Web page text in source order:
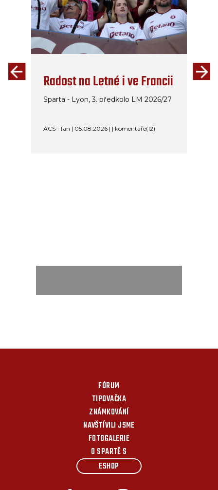
Radost na Letné i ve Francii
Sparta - Lyon, 3. předkolo LM 2026/27
ACS - fan | 05.08.2026 | | komentáře(12)
FÓRUM
TIPOVAČKA
ZNÁMKOVÁNÍ
NAVŠTÍVILI JSME
FOTOGALERIE
O SPARTĚ S
ESHOP